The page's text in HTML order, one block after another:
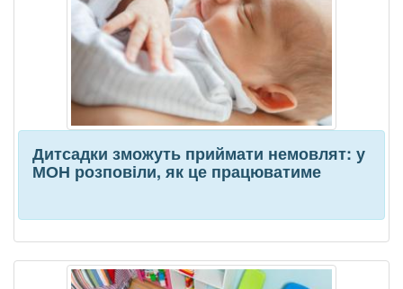
Дитсадки зможуть приймати немовлят: у
МОН розповіли, як це працюватиме